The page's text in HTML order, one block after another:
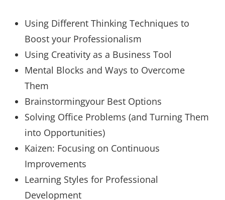
Using Different Thinking Techniques to
Boost your Professionalism
Using Creativity as a Business Tool
Mental Blocks and Ways to Overcome
Them
Brainstormingyour Best Options
Solving Office Problems (and Turning Them
into Opportunities)
Kaizen: Focusing on Continuous
Improvements
Learning Styles for Professional
Development